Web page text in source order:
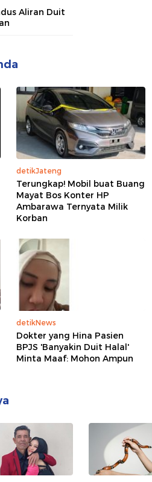
Aliran Duit
detikJateng
Terungkap! Mobil buat Buang
Mayat Bos Konter HP
Ambarawa Ternyata Milik
Korban
detikNews
Dokter yang Hina Pasien
BPJS 'Banyakin Duit Halal'
Minta Maaf: Mohon Ampun